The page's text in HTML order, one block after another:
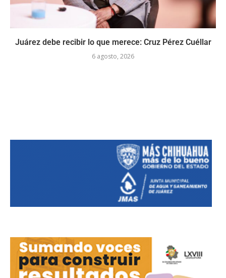
Juárez debe recibir lo que merece: Cruz Pérez Cuéllar
6 agosto, 2026